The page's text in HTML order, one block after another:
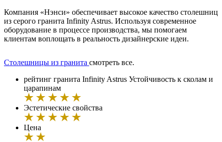
Компания «Нэнси» обеспечивает высокое качество столешниц
из серого гранита Infinity Astrus. Используя современное
оборудование в процессе производства, мы помогаем
клиентам воплощать в реальность дизайнерские идеи.
Столешницы из гранита смотреть все.
рейтинг гранита Infinity Astrus Устойчивость к сколам и
царапинам
Эстетические свойства
Цена